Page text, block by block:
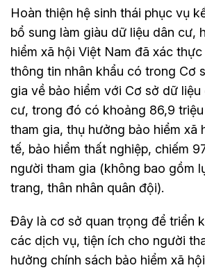
Hoàn thiện hệ sinh thái phục vụ
bổ sung làm giàu dữ liệu dân cư,
hiểm xã hội Việt Nam đã xác
thông tin nhân khẩu có trong Cơ
gia về bảo hiểm với Cơ sở dữ
cư, trong đó có khoảng 86,9
tham gia, thụ hưởng bảo hiểm xã
tế, bảo hiểm thất nghiệp, chiếm
người tham gia (không bao gồm
trang, thân nhân quân đội).
Đây là cơ sở quan trọng để triển
các dịch vụ, tiện ích cho người
hưởng chính sách bảo hiểm xã